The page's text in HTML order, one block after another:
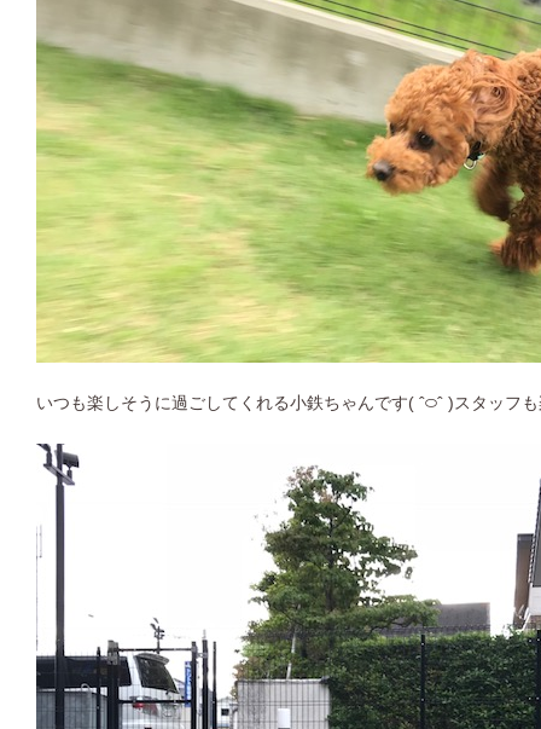
いつも楽しそうに過ごしてくれる小鉄ちゃんです( ˆ࿀ˆ )スタッフ